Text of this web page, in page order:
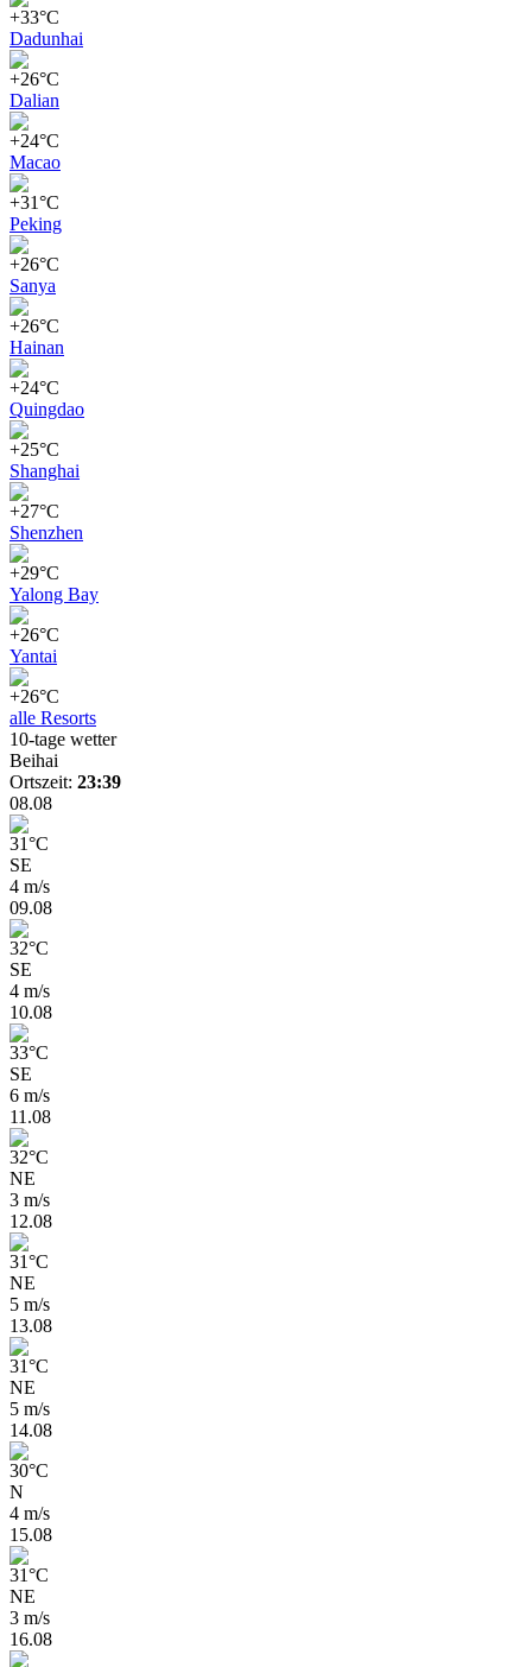
+33°C
Dadunhai
+26°C
Dalian
+24°C
Macao
+31°C
Peking
+26°C
Sanya
+26°C
Hainan
+24°C
Quingdao
+25°C
Shanghai
+27°C
Shenzhen
+29°C
Yalong Bay
+26°C
Yantai
+26°C
alle Resorts
10-tage wetter
Beihai
Ortszeit: 23:39
08.08
31°C
SE
4 m/s
09.08
32°C
SE
4 m/s
10.08
33°C
SE
6 m/s
11.08
32°C
NE
3 m/s
12.08
31°C
NE
5 m/s
13.08
31°C
NE
5 m/s
14.08
30°C
N
4 m/s
15.08
31°C
NE
3 m/s
16.08